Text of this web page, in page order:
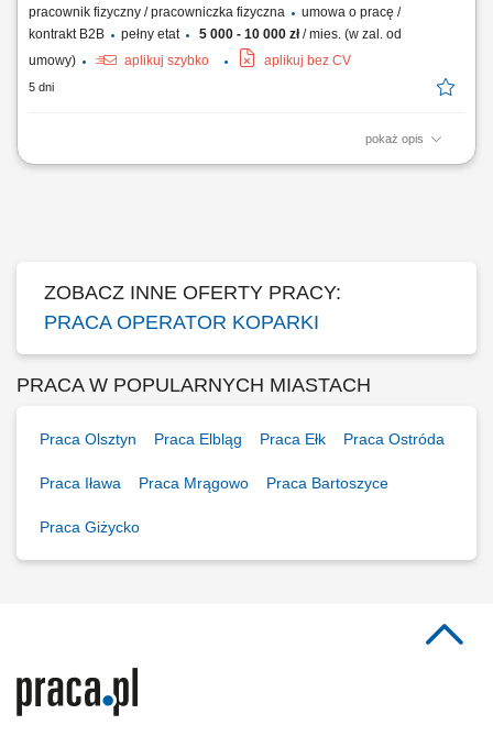
pracownik fizyczny / pracowniczka fizyczna
umowa o pracę /
kontrakt B2B
pełny etat 5 000 - 10 000 zł/ mies. (w zal. od
umowy)
aplikuj szybko aplikuj bez CV
5 dni
pokaż opis
ZADANIA: Obsługa koparki kołowej, koparko-ładowarki, ładowarki
ZOBACZ INNE OFERTY PRACY:
PRACA OPERATOR KOPARKI
PRACA W POPULARNYCH MIASTACH
Praca Olsztyn Praca Elbląg Praca Ełk Praca Ostróda
Praca Iława Praca Mrągowo Praca Bartoszyce
Praca Giżycko